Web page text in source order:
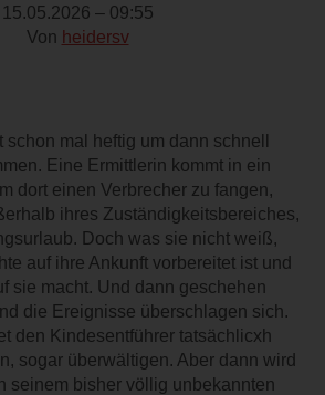
15.05.2026 – 09:55
Von heidersv
mal heftig um dann schnell
Eine Ermittlerin kommt in ein
dort einen Verbrecher zu fangen,
ihres Zuständigkeitsbereiches,
Doch was sie nicht weiß,
auf ihre Ankunft vorbereitet ist und
sie macht. Und dann geschehen
die Ereignisse überschlagen sich.
den Kindesentführer tatsächlicxh
sogar überwältigen. Aber dann wird
seinem bisher völlig unbekannten